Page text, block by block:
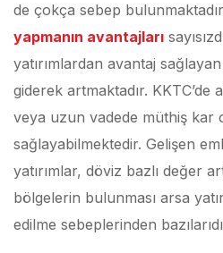
de çokça sebep
yapmanın avantajları
yatırımlardan avantaj sağlayan
giderek artmaktadır. KKTC’de
veya uzun vadede müthiş kar
sağlayabilmektedir. Gelişen
yatırımlar, döviz bazlı değer
bölgelerin bulunması arsa
edilme sebeplerinden